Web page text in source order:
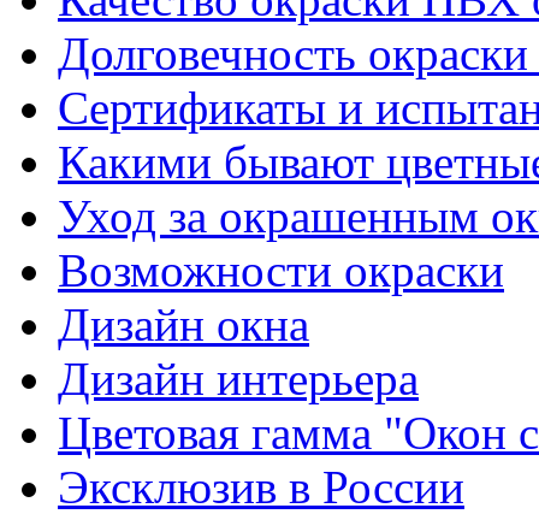
Долговечность
Сертификаты и
Какими бывают
Уход за окрашенным
Возможности окраски
Дизайн окна
Дизайн интерьера
Цветовая гамма "Окон
Эксклюзив в России